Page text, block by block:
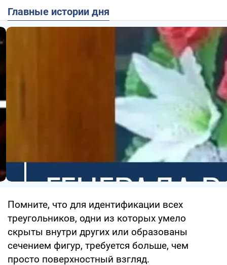
Главные истории дня
Помните, что для идентификации всех
треугольников, одни из которых умело
скрыты внутри других или образованы
сечением фигур, требуется больше, чем
просто поверхностный взгляд.